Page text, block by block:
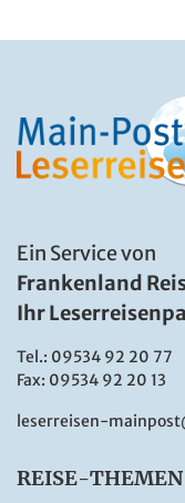
Ein Service von
Frankenland
Ihr
Tel.: 09534 92 20 77
Fax: 09534 92 20 13
leserreisen-
REISE-THEMEN